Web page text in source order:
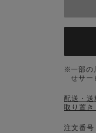
一部の
せサー
配送・送
取り置き
注文番号